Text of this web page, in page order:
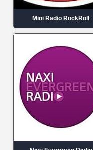
Mini Radio RockRoll